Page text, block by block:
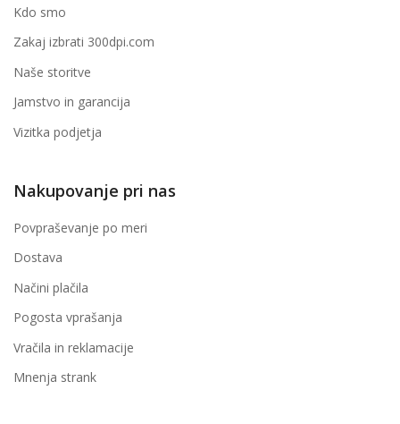
Kdo smo
Zakaj izbrati 300dpi.com
Naše storitve
Jamstvo in garancija
Vizitka podjetja
Nakupovanje pri nas
Povpraševanje po meri
Dostava
Načini plačila
Pogosta vprašanja
Vračila in reklamacije
Mnenja strank